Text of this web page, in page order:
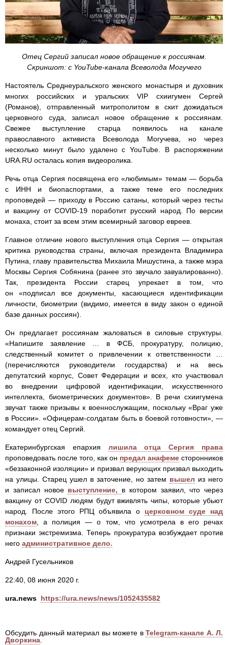
Отец Сергий записал новое обращение к россиянам.
Скриншот: с YouTube-канала Всеволода Могучего
Настоятель Среднеуральского женского монастыря и духовник
многих российских и уральских VIP схиигумен Сергей
(Романов), отправленный митрополитом в скит дожидаться
церковного суда, записал новое обращение к россиянам.
Свежее выступление старца появилось на канале
православного активиста Всеволода Могучева, но через
несколько минут было удалено с YouTube. В распоряжении
URA.RU осталась копия видеоролика.
Речь отца Сергия посвящена его «любимым» темам — борьба
с ИНН и биопаспортами, а также теме его последних
проповедей — приходу в Россию сатаны, который через тесты
и вакцину от COVID-19 поработит русский народ. По версии
монаха, стоит за всем этим всемирный заговор евреев.
Главное отличие нового выступления отца Сергия — открытая
критика руководства страны, включая президента Владимира
Путина, главу правительства Михаила Мишустина, а также мэра
Москвы Сергия Собянина (ранее это звучало завуалированно).
Так, президента России старец упрекает в том, что
он «подписал все документы, касающиеся идентификации
личности, биометрии (видимо, имеется в виду закон о единой
базе данных россиян).
Он предлагает россиянам жаловаться в силовые структуры.
«Напишите заявление … в ФСБ, прокуратуру, полицию,
следственный комитет о привлечении к ответственности …
(перечисляются руководители государства) и на весь
депутатский корпус, Совет Федерации и всех, кто участвовал
во внедрении цифровой идентификации, искусственного
интеллекта, биометрических документов». В речи схиигумена
звучат также призывы к военнослужащим, поскольку «Враг уже
в России». «Офицерам-солдатам быть в боевой готовности», —
командует отец Сергий.
Екатеринбургская епархия лишила отца Сергия права
проповедовать после того, как он предал анафеме сторонников
«беззаконной изоляции» и призвал верующих призвал выходить
на улицы. Старец ушел в заточение, но затем вышел из него
и записал новое выступление, в котором заявил, что через
вакцину от COVID людям будут вживлять чипы, которые убьют
народ. После этого РПЦ объявила о церковном суде над
монахом, а полиция — о том, что усмотрела в его речах
признаки экстремизма. Теперь прокуратура возбуждает против
него административное дело.
Андрей Гусельников
22:40, 08 июня 2020 г.
ura.news https://ura.news/news/1052435582
Обсудить данный материал вы можете в Telegram-канале А. Л.
Дворкина.